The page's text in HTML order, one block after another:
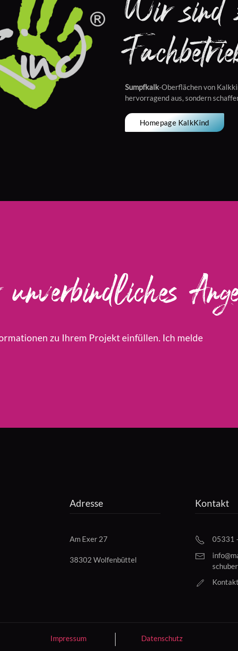
Sumpfkalk-Oberflächen von
hervorragend aus, sondern
Homepage KalkKind
zu Ihrem Projekt einfüllen. Ich melde
Adresse
Am Exer 27
38302 Wolfenbüttel
Kontakt
05331
Impressum Datenschutz